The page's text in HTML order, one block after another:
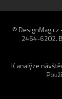
©
2464-6202.
K analýze